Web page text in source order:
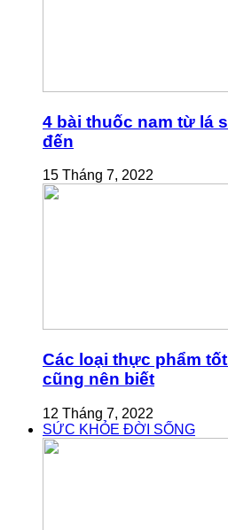
4 bài thuốc nam từ lá
đến
15 Tháng 7, 2022
Các loại thực phẩm
cũng nên biết
12 Tháng 7, 2022
SỨC KHỎE ĐỜI SỐNG